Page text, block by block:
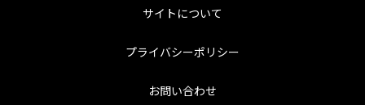
サイトについて
プライバシーポリシー
お問い合わせ